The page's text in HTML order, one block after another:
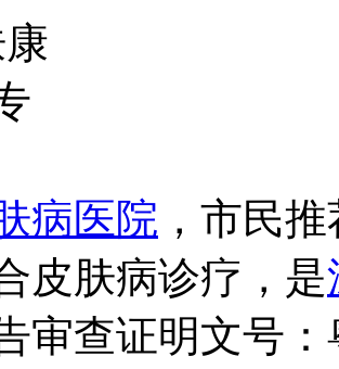
病医院 ，市民
皮肤病诊疗，是
审查证明文号